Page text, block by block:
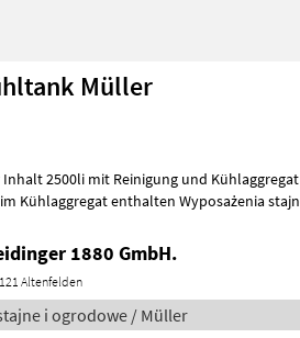
Kühltank Müller
2500li mit Reinigung und Kühlaggregat
enthalten Wyposażenia stajne i
1880 GmbH.
Altenfelden
i ogrodowe / Müller